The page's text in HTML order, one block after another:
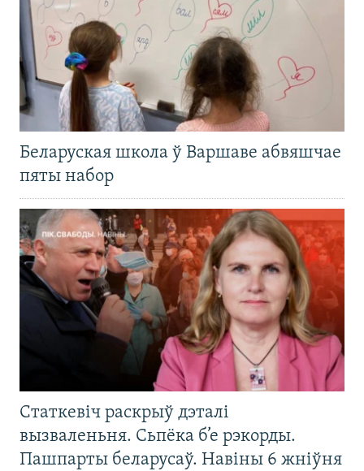
Беларуская школа ў Варшаве абвяшчае
пяты набор
Статкевіч раскрыў дэталі
вызваленьня. Сьпёка б’е рэкорды.
Пашпарты беларусаў. Навіны 6 жніўня